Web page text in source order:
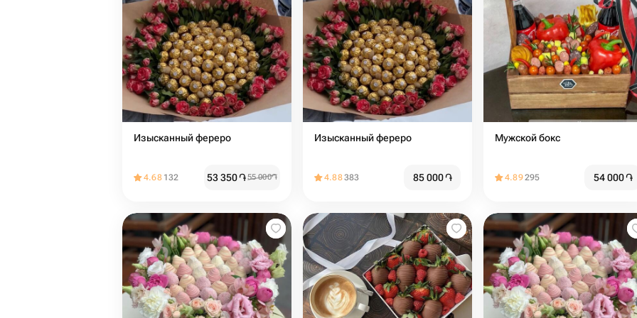
Изысканный фереро
4.68 132 53 350֏55 000֏
Изысканный фереро
4.88383 85 000֏
Мужской бокс
4.89295 54 000֏